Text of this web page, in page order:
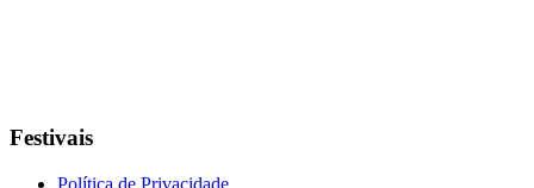
Festivais
Política de Privacidade